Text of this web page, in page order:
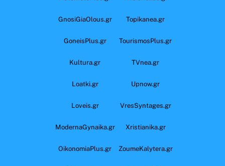
GnosiGiaOlous.gr Topikanea.gr
GoneisPlus.gr TourismosPlus.gr
Kultura.gr TVnea.gr
Loatki.gr Upnow.gr
Loveis.gr VresSyntages.gr
ModernaGynaika.gr Xristianika.gr
OikonomiaPlus.gr ZoumeKalytera.gr